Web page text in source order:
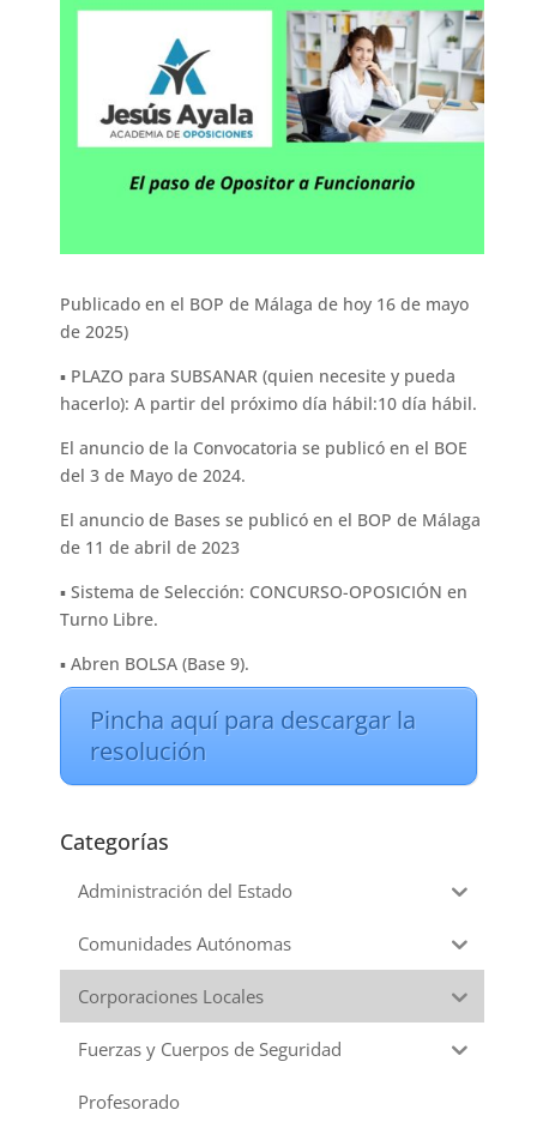
Publicado en el BOP de Málaga de hoy 16 de mayo
de 2025)
▪︎ PLAZO para SUBSANAR (quien necesite y pueda
hacerlo): A partir del próximo día hábil:10 día hábil.
El anuncio de la Convocatoria se publicó en el BOE
del 3 de Mayo de 2024.
El anuncio de Bases se publicó en el BOP de Málaga
de 11 de abril de 2023
▪︎ Sistema de Selección: CONCURSO-OPOSICIÓN en
Turno Libre.
▪︎ Abren BOLSA (Base 9).
Pincha aquí para descargar la
resolución
Categorías
Administración del Estado
Comunidades Autónomas
Corporaciones Locales
Fuerzas y Cuerpos de Seguridad
Profesorado